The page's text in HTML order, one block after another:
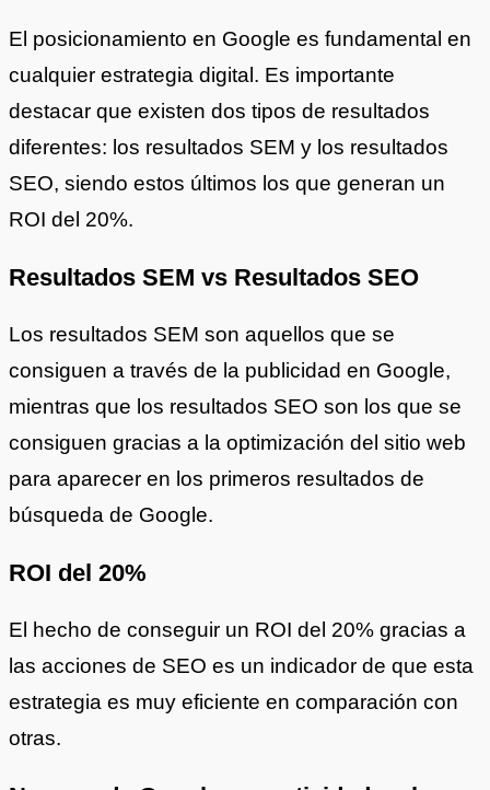
El posicionamiento en Google es fundamental en
cualquier estrategia digital. Es importante
destacar que existen dos tipos de resultados
diferentes: los resultados SEM y los resultados
SEO, siendo estos últimos los que generan un
ROI del 20%.
Resultados SEM vs Resultados SEO
Los resultados SEM son aquellos que se
consiguen a través de la publicidad en Google,
mientras que los resultados SEO son los que se
consiguen gracias a la optimización del sitio web
para aparecer en los primeros resultados de
búsqueda de Google.
ROI del 20%
El hecho de conseguir un ROI del 20% gracias a
las acciones de SEO es un indicador de que esta
estrategia es muy eficiente en comparación con
otras.